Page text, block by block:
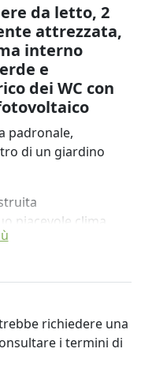
da letto, 2
attrezzata,
interno
e
dei WC con
padronale,
di un giardino
piacevole clima
e al tetto verde.
giardino in comune
barbecue. Un'oasi
di shopping
a circa 10
con
richiedere una
i termini di